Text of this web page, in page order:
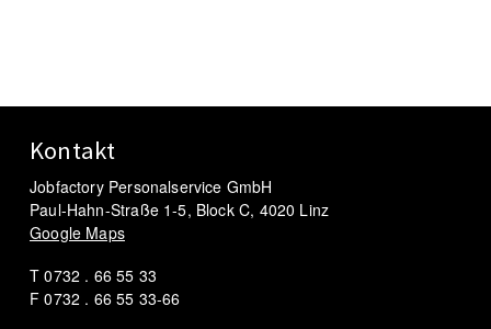
Kontakt
Jobfactory Personalservice GmbH
Paul-Hahn-Straße 1-5, Block C, 4020 Linz
Google Maps
T 0732 . 66 55 33
F 0732 . 66 55 33-66